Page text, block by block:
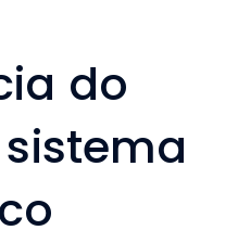
do